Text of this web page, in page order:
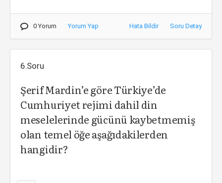
0 Yorum Yorum Yap Hata Bildir Soru Detay
6.Soru
Şerif Mardin’e göre Türkiye’de
Cumhuriyet rejimi dahil din
meselelerinde gücünü kaybetmemiş
olan temel öğe aşağıdakilerden
hangidir?